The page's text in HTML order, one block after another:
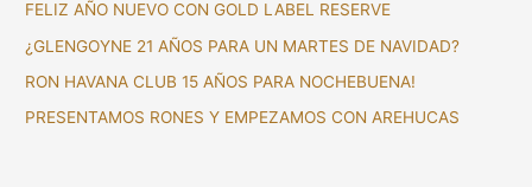
o
r
:
FELIZ AÑO NUEVO CON GOLD LABEL RESERVE
¿GLENGOYNE 21 AÑOS PARA UN MARTES DE NAVIDAD?
RON HAVANA CLUB 15 AÑOS PARA NOCHEBUENA!
PRESENTAMOS RONES Y EMPEZAMOS CON AREHUCAS